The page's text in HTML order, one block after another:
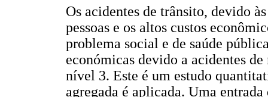
Os acidentes de trânsito, devido
pessoas e os altos custos
problema social e de saúde
económicas devido a acidentes
nível 3. Este é um estudo
agregada é aplicada. Uma